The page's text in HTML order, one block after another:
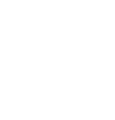
ist nur